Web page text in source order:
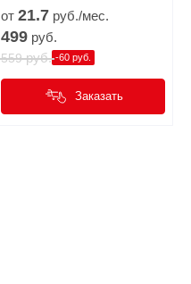
от 21.7 руб./мес.
499 руб.
559руб. -60 руб.
Заказать